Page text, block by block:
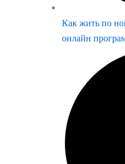
Как жить по
онлайн